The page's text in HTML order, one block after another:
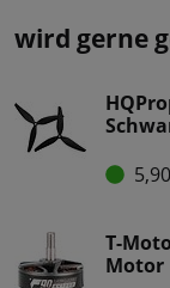
wird gerne
T-
Motor